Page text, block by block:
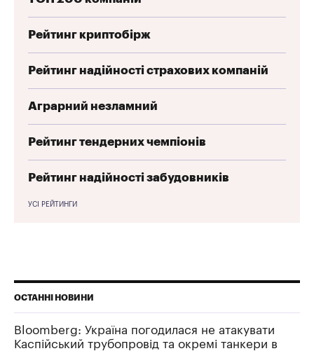
Рейтинг криптобірж
Рейтинг надійності страхових компаній
Аграрний незламний
Рейтинг тендерних чемпіонів
Рейтинг надійності забудовників
УСІ РЕЙТИНГИ
ОСТАННІ НОВИНИ
Bloomberg: Україна погодилася не атакувати
Каспійський трубопровід та окремі танкери в